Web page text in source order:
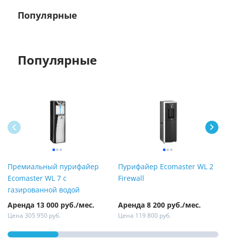
Популярные
Популярные
Премиальный пурифайер
Ecomaster WL 7 с
газированной водой
Аренда 13 000 руб./мес.
Цена 305 950 руб.
Пурифайер Ecomaster WL 2
Firewall
Аренда 8 200 руб./мес.
Цена 119 800 руб.